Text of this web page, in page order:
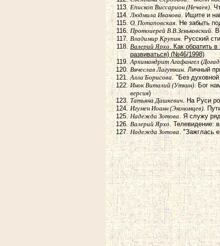
Епископ Виссарион (Нечаев).
Людмила Иванова. Ищите и
О. Потаповская. Не забыть
Протоиерей В.В.Зеньковский.
Владимир Крупин. Русский
Валерий Ярхо. Как обратить
развиваться) (№46/1998)
Архимандрит Агафангел
Вячеслав Лагуткин. Личный
Алла Борисова. "Без
Инок Виталий (Уткин). Бог
версия)
Татьяна Дашкевич. На Руси
Игумен Иоанн (Экономцев).
Надежда Зотова. Я служу
Валерий Ярхо. Телевидение:
Надежда Зотова. "Зажглась